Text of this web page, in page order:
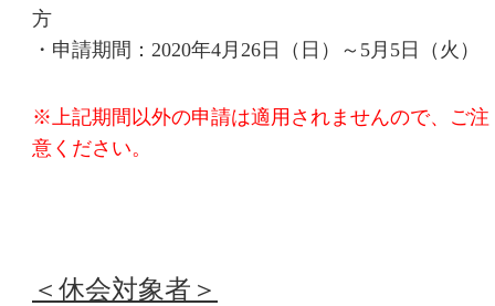
方
・申請期間：2020年4月26日（日）～5月5日（火）
※上記期間以外の申請は適用されませんので、ご注
意ください。
＜ 休会対象者 ＞